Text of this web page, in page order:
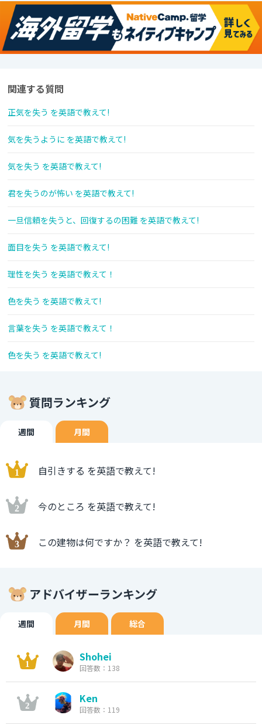
関連する質問
正気を失う を英語で教えて!
気を失うように を英語で教えて!
気を失う を英語で教えて!
君を失うのが怖い を英語で教えて!
一旦信頼を失うと、回復するの困難 を英語で教えて!
面目を失う を英語で教えて!
理性を失う を英語で教えて！
色を失う を英語で教えて!
言葉を失う を英語で教えて！
色を失う を英語で教えて!
質問ランキング
週間 月間
自引きする を英語で教えて!
今のところ を英語で教えて!
この建物は何ですか？ を英語で教えて!
アドバイザーランキング
週間 月間 総合
Shohei
回答数：138
Ken
回答数：119